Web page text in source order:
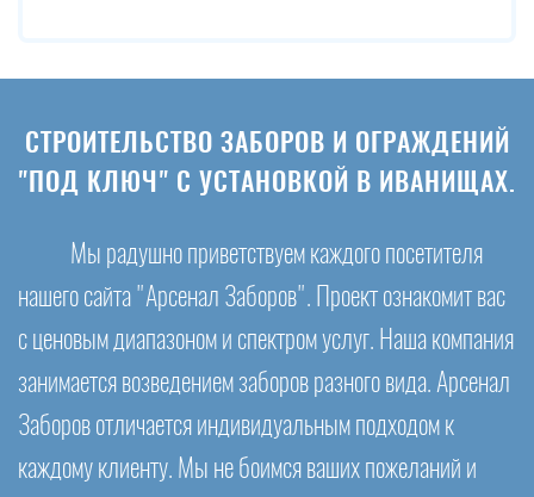
СТРОИТЕЛЬСТВО ЗАБОРОВ И ОГРАЖДЕНИЙ
"ПОД КЛЮЧ" С УСТАНОВКОЙ В ИВАНИЩАХ.
Мы радушно приветствуем каждого посетителя
нашего сайта "Арсенал Заборов". Проект ознакомит вас
с ценовым диапазоном и спектром услуг. Наша компания
занимается возведением заборов разного вида. Арсенал
Заборов отличается индивидуальным подходом к
каждому клиенту. Мы не боимся ваших пожеланий и